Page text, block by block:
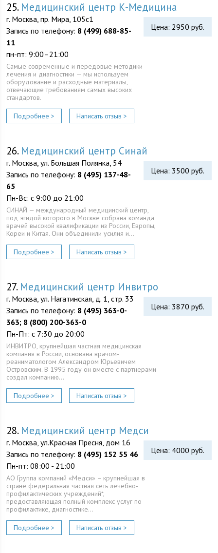
25. Медицинский центр К-Медицина
Цена: 2950 руб.
г. Москва, пр. Мира, 105с1
Запись по телефону: 8 (499) 688-85-
11
пн-пт: 9:00–21:00
Самые современные и передовые методики
лечения и диагностики — мы используем
оборудование и расходные материалы,
отвечающие требованиям самых высоких
стандартов.
Подробнее > Написать отзыв >
26. Медицинский центр Синай
Цена: 3500 руб.
г. Москва, ул. Большая Полянка, 54
Запись по телефону: 8 (495) 137-48-
65
Пн-Вс: с 9:00 до 21:00
СИНАЙ — международный медицинский центр,
под эгидой которого в Москве собрана команда
врачей высокой квалификации из России, Европы,
Кореи и Китая. Они объединили усилия и…
Подробнее > Написать отзыв >
27. Медицинский центр Инвитро
Цена: 3870 руб.
г. Москва, ул. Нагатинская, д. 1, стр. 33
Запись по телефону: 8 (495) 363-0-
363; 8 (800) 200-363-0
Пн-Пт: с 7:30 до 20:00
ИНВИТРО, крупнейшая частная медицинская
компания в России, основана врачом-
реаниматологом Александром Юрьевичем
Островским. В 1995 году он вместе с партнерами
создал компанию…
Подробнее > Написать отзыв >
28. Медицинский центр Медси
Цена: 4000 руб.
г. Москва, ул.Красная Пресня, дом 16
Запись по телефону: 8 (495) 152 55 46
Пн-пт: 08:00 - 21:00
АО Группа компаний «Медси» – крупнейшая в
стране федеральная частная сеть лечебно-
профилактических учреждений*,
предоставляющая полный комплекс услуг по
профилактике, диагностике…
Подробнее > Написать отзыв >